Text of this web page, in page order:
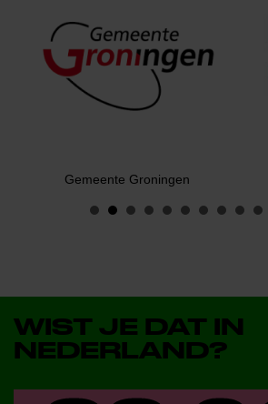
Gemeente Groningen
WIST JE DAT IN
NEDERLAND?